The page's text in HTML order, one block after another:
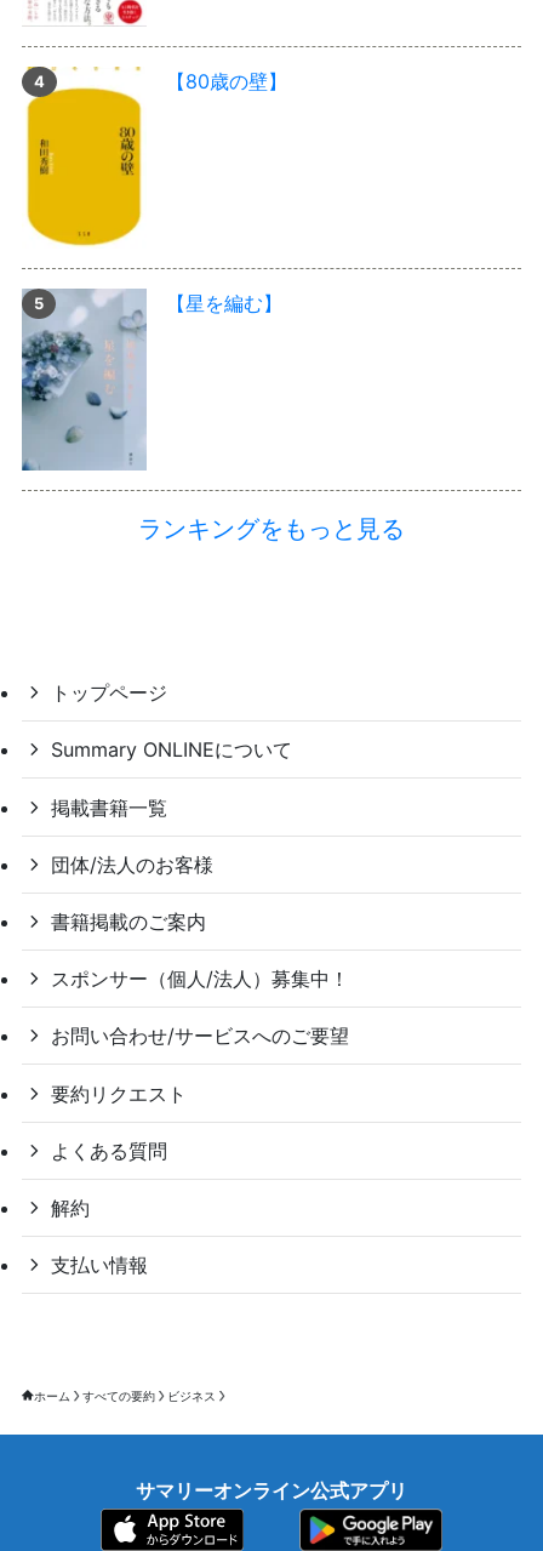
【80歳の壁】
【星を編む】
ランキングをもっと見る
トップページ
Summary ONLINEについて
掲載書籍一覧
団体/法人のお客様
書籍掲載のご案内
スポンサー（個人/法人）募集中！
お問い合わせ/サービスへのご要望
要約リクエスト
よくある質問
解約
支払い情報
ホーム すべての要約 ビジネス
サマリーオンライン公式アプリ